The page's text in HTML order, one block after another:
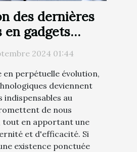
des dernières
en gadgets
pour
quotidien
2024 01:44
en perpétuelle évolution,
deviennent
indispensables au
de nous
tout en apportant une
et d'efficacité. Si
existence ponctuée